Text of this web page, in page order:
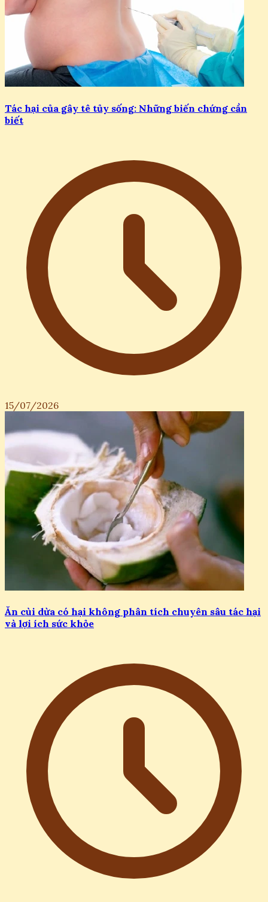
Tác hại của gây tê tủy sống: Những biến chứng cần
biết
15/07/2026
Ăn cùi dừa có hại không phân tích chuyên sâu tác hại
và lợi ích sức khỏe